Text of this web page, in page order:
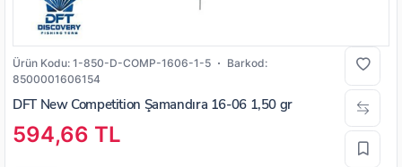
Ürün Kodu: 1-850-D-COMP-1606-1-5
Barkod:
8500001606154
DFT New Competition Şamandıra 16-06 1,50 gr
594,66 TL